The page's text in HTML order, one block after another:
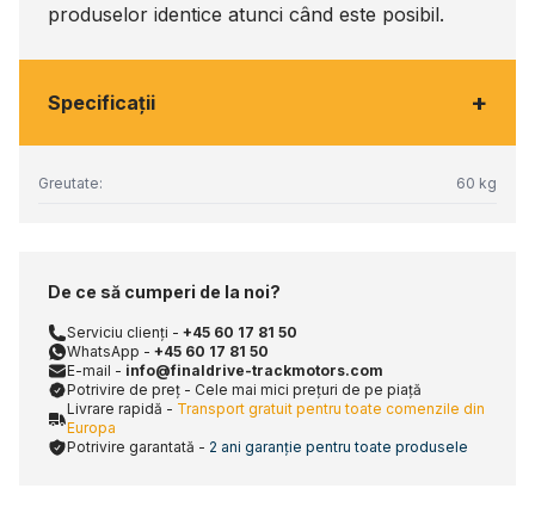
produselor identice atunci când este posibil.
Specificaţii +
Greutate: 60 kg
De ce să cumperi de la noi?
Serviciu clienți - +45 60 17 81 50
WhatsApp - +45 60 17 81 50
E-mail - info@finaldrive-trackmotors.com
Potrivire de preț - Cele mai mici prețuri de pe piață
Livrare rapidă - Transport gratuit pentru toate comenzile din
Europa
Potrivire garantată - 2 ani garanție pentru toate produsele